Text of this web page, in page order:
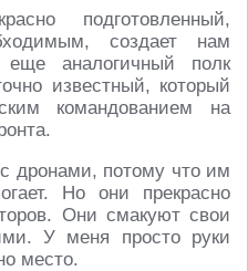
подготовленный,
создает нам
аналогичный полк
известный, который
командованием на
дронами, потому что им
Но они прекрасно
Они смакуют свои
У меня просто руки
место.